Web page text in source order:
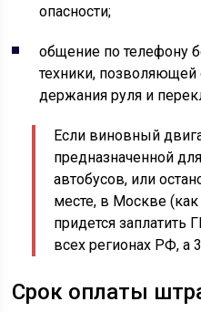
опасности;
общение по телефону
техники,
держания руля и
Если виновный
предназначенной
автобусов, или
месте, в Москве
придется
всех регионах РФ, а
Срок оплаты